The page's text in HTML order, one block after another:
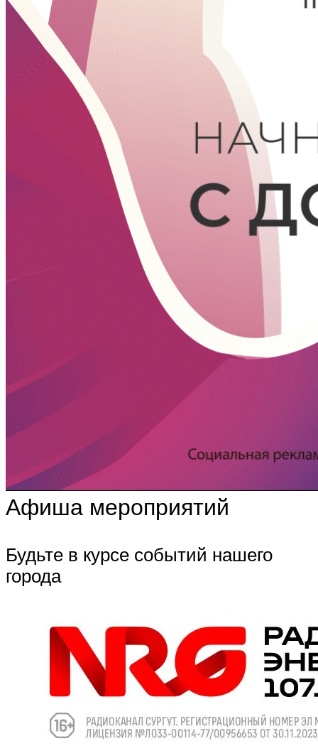
Афиша мероприятий
Будьте в курсе событий нашего
города